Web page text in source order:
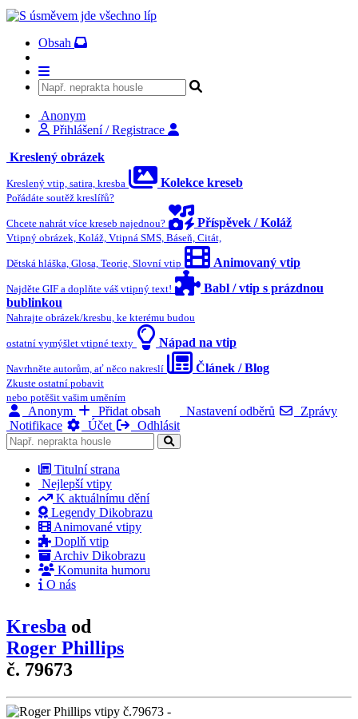
Obsah
Anonym
Přihlášení / Registrace
Kreslený obrázek
Kreslený vtip, satira, kresba Kolekce kreseb
Pořádáte soutěž kreslířů?
Chcete nahrát více kreseb najednou? Příspěvek / Koláž
Vtipný obrázek, Koláž, Vtipná SMS, Báseň, Citát,
Dětská hláška, Glosa, Teorie, Slovní vtip Animovaný vtip
Najděte GIF a doplňte váš vtipný text!
Babl / vtip s prázdnou
bublinkou
Nahrajte obrázek/kresbu, ke kterému budou
ostatní vymýšlet vtipné texty Nápad na vtip
Navrhněte autorům, ať něco nakreslí Článek / Blog
Zkuste ostatní pobavit
nebo potěšit vašim uměním
Anonym Přidat obsah Nastavení odběrů
Zprávy
Notifikace
Účet Odhlásit
Titulní strana
Nejlepší vtipy
K aktuálnímu dění
Legendy Dikobrazu
Animované vtipy
Doplň vtip
Archiv Dikobrazu
Komunita humoru
O nás
Kresba od
Roger Phillips
č. 79673